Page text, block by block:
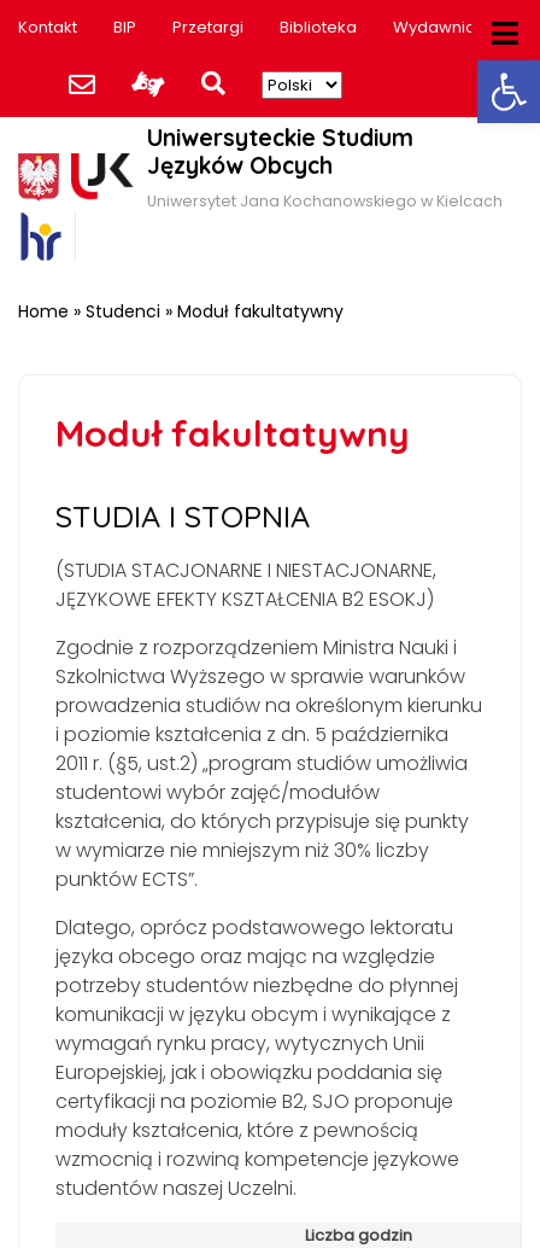
Kontakt BIP Przetargi Biblioteka Wydawnictwo
Uniwersyteckie Studium
Języków Obcych
Uniwersytet Jana Kochanowskiego w Kielcach
Home » Studenci » Moduł fakultatywny
Moduł fakultatywny
STUDIA I STOPNIA
(STUDIA STACJONARNE I NIESTACJONARNE,
JĘZYKOWE EFEKTY KSZTAŁCENIA B2 ESOKJ)
Zgodnie z rozporządzeniem Ministra Nauki i
Szkolnictwa Wyższego w sprawie warunków
prowadzenia studiów na określonym kierunku
i poziomie kształcenia z dn. 5 października
2011 r. (§5, ust.2) „program studiów umożliwia
studentowi wybór zajęć/modułów
kształcenia, do których przypisuje się punkty
w wymiarze nie mniejszym niż 30% liczby
punktów ECTS”.
Dlatego, oprócz podstawowego lektoratu
języka obcego oraz mając na względzie
potrzeby studentów niezbędne do płynnej
komunikacji w języku obcym i wynikające z
wymagań rynku pracy, wytycznych Unii
Europejskiej, jak i obowiązku poddania się
certyfikacji na poziomie B2, SJO proponuje
moduły kształcenia, które z pewnością
wzmocnią i rozwiną kompetencje językowe
studentów naszej Uczelni.
Liczba godzin